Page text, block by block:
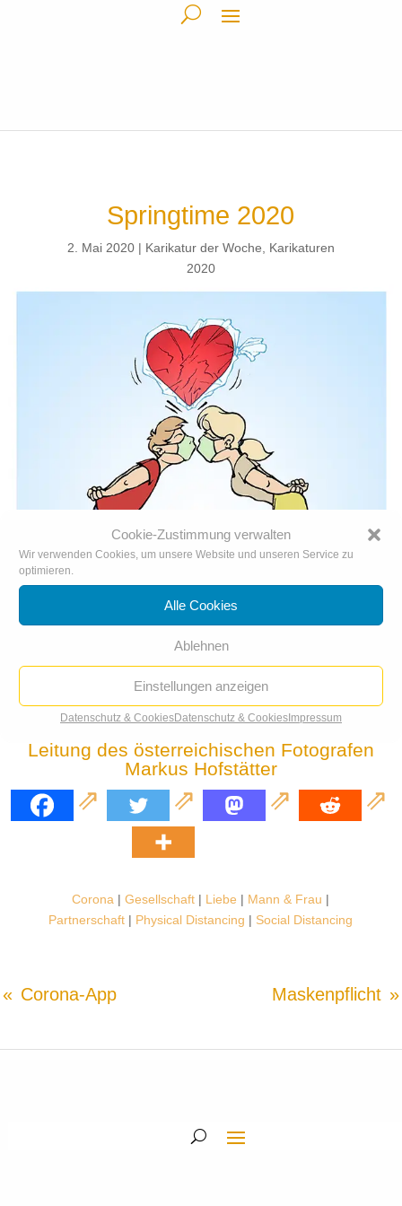
Cookie-Zustimmung verwalten
Wir verwenden Cookies, um unsere Website und unseren Service zu
optimieren.
Alle Cookies
Ablehnen
Einstellungen anzeigen
Datenschutz & CookiesDatenschutz & Cookies Impressum
Springtime 2020
2. Mai 2020 Karikatur der Woche
Karikaturen
2020
Springtime 2020: Love and Virus
Teil derUnited Arts Gallery, eine
Leitung des österreichischen Fotografen
Markus Hofstätter
Corona |Gesellschaft | Liebe | Mann & Frau |
Partnerschaft | Physical Distancing | Social Distancing
Corona-App Maskenpflicht